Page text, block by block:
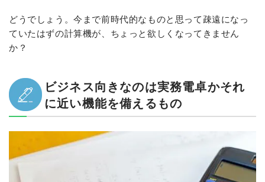
どうでしょう。今まで前時代的なものと思って疎遠になっ
ていたはずの計算機が、ちょっと欲しくなってきません
か？
ビジネス向きなのは実務電卓かそれ
に近い機能を備えるもの